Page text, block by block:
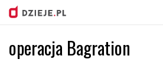
operacja Bagration